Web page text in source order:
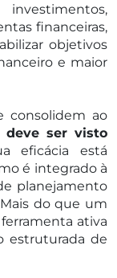
financeiras,
objetivos
e maior
consolidem ao
deve ser visto
eficácia está
é integrado à
planejamento
do que um
ativa
estruturada de